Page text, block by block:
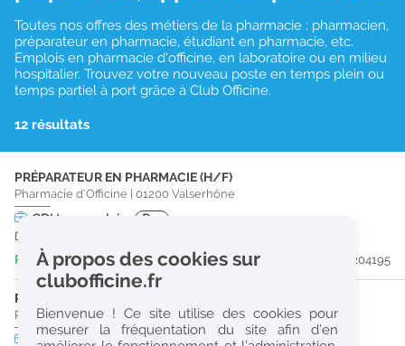
Toutes nos offres des métiers de la pharmacie : pharmacien,
préparateur en pharmacie, étudiant en pharmacie, etc.
Emplois en pharmacie d'officine, en laboratoire ou en milieu
hospitalier. Trouvez votre nouveau poste en temps plein ou
temps partiel à port grâce à Club Officine.
12 résultats
PRÉPARATEUR EN PHARMACIE (H/F)
Pharmacie d'Officine 01200 Valserhône
CDI temps plein Pro
Dès que possible
Publiée il y a 5 jour(s)
#204195
PHARMACIEN (H/F)
Pharmacie d'Officine|01460 Montréal-La-Cluse
temps partiel
À propos des cookies sur
clubofficine.fr
Bienvenue ! Ce site utilise des cookies pour
mesurer la fréquentation du site afin d’en